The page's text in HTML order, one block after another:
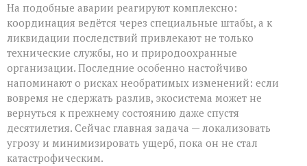
На подобные аварии реагируют комплексно:
координация ведётся через специальные штабы, а к
ликвидации последствий привлекают не только
технические службы, но и природоохранные
организации. Последние особенно настойчиво
напоминают о рисках необратимых изменений: если
вовремя не сдержать разлив, экосистема может не
вернуться к прежнему состоянию даже спустя
десятилетия. Сейчас главная задача — локализовать
угрозу и минимизировать ущерб, пока он не стал
катастрофическим.